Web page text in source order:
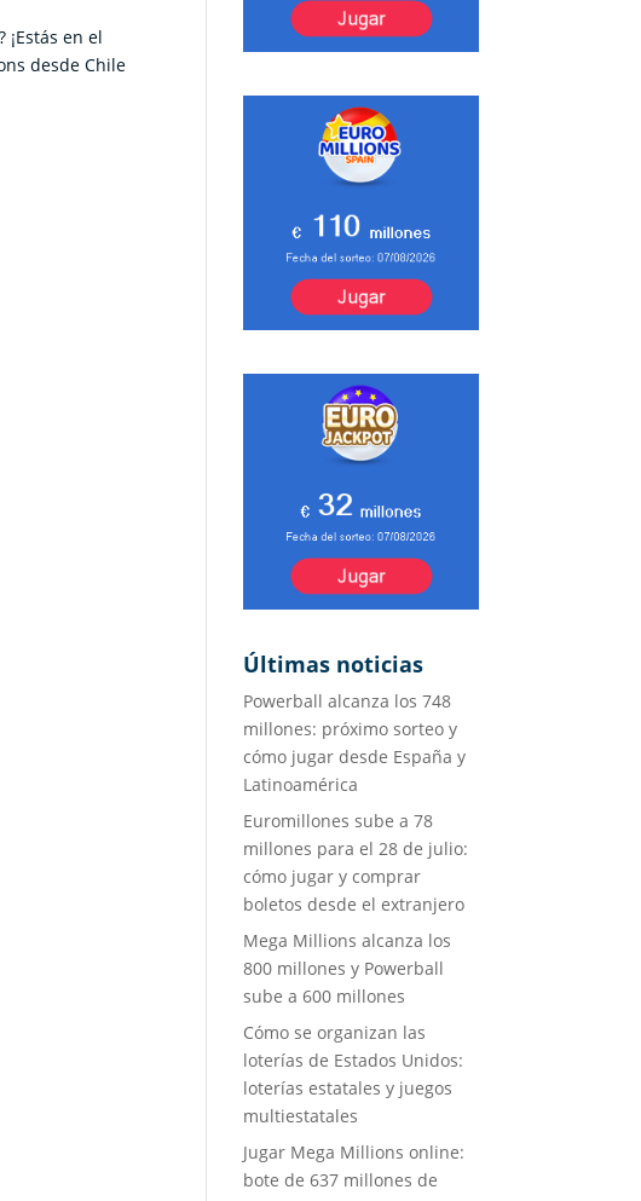
en el
desde Chile
Últimas noticias
Powerball alcanza los 748
millones: próximo sorteo y
cómo jugar desde España y
Latinoamérica
Euromillones sube a 78
millones para el 28 de julio:
cómo jugar y comprar
boletos desde el extranjero
Mega Millions alcanza los
800 millones y Powerball
sube a 600 millones
Cómo se organizan las
loterías de Estados Unidos:
loterías estatales y juegos
multiestatales
Jugar Mega Millions online:
bote de 637 millones de